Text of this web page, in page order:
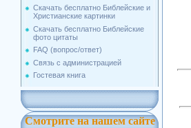
Скачать бесплатно Библейские и
Христианские картинки
Скачать бесплатно Библейские
фото цитаты
FAQ (вопрос/ответ)
Связь с администрацией
Гостевая книга
Смотрите на нашем сайте